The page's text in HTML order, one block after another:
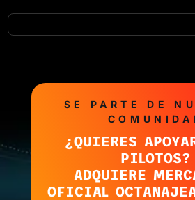
SE PARTE DE
¿QUIERES
PILOTOS?
ADQUIERE
OFICIAL